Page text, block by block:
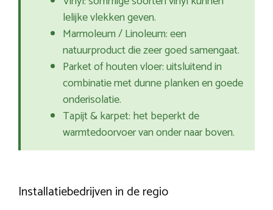
lelijke vlekken geven.
Marmoleum / Linoleum: een
natuurproduct die zeer goed samengaat.
Parket of houten vloer: uitsluitend in
combinatie met dunne planken en goede
onderisolatie.
Tapijt & karpet: het beperkt de
warmtedoorvoer van onder naar boven.
Installatiebedrijven in de regio